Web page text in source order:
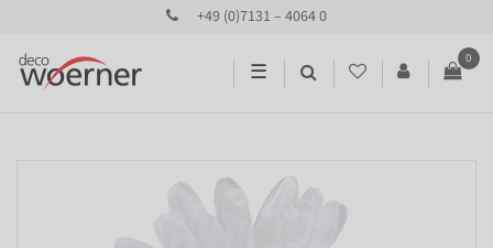
+49 (0)7131 – 4064 0
☰
0